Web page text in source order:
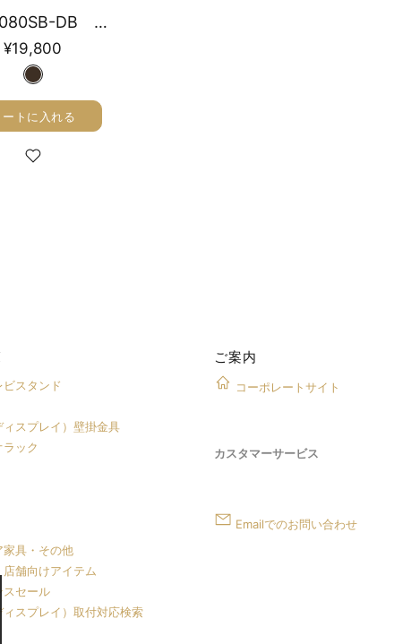
COC-9080SB-DB 引き戸シューズボックス 幅79cm
¥19,800
ートに入れる
スタンド
ィスプレイ）壁掛金具
ック
家具・その他
舗向けアイテム
スセール
ィスプレイ）取付対応検索
ご案内
コーポレートサイト
カスタマーサービス
Emailでのお問い合わせ